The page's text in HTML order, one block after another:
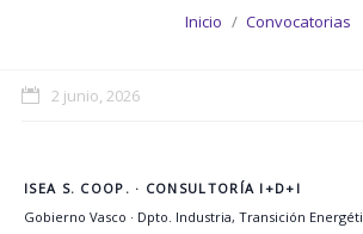
Inicio Convocatorias
2 junio, 2026
ISEA S. COOP. · CONSULTORÍA I+D+I
Gobierno Vasco · Dpto. Industria, Transición